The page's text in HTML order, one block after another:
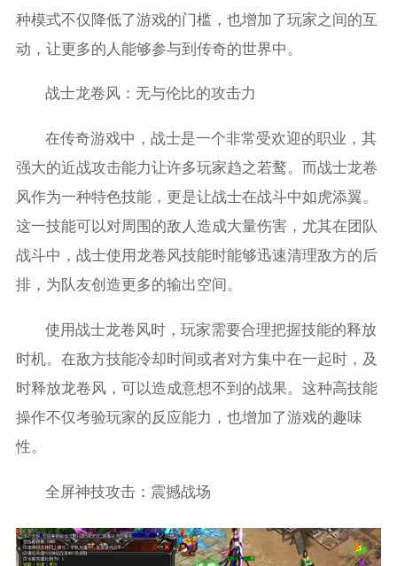
种模式不仅降低了游戏的门槛，也增加了玩家之间的互
动，让更多的人能够参与到传奇的世界中。
战士龙卷风：无与伦比的攻击力
在传奇游戏中，战士是一个非常受欢迎的职业，其
强大的近战攻击能力让许多玩家趋之若鹜。而战士龙卷
风作为一种特色技能，更是让战士在战斗中如虎添翼。
这一技能可以对周围的敌人造成大量伤害，尤其在团队
战斗中，战士使用龙卷风技能时能够迅速清理敌方的后
排，为队友创造更多的输出空间。
使用战士龙卷风时，玩家需要合理把握技能的释放
时机。在敌方技能冷却时间或者对方集中在一起时，及
时释放龙卷风，可以造成意想不到的战果。这种高技能
操作不仅考验玩家的反应能力，也增加了游戏的趣味
性。
全屏神技攻击：震撼战场